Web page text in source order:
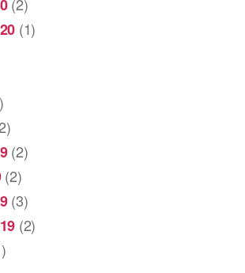
(1)
(2)
(2)
(3)
(2)